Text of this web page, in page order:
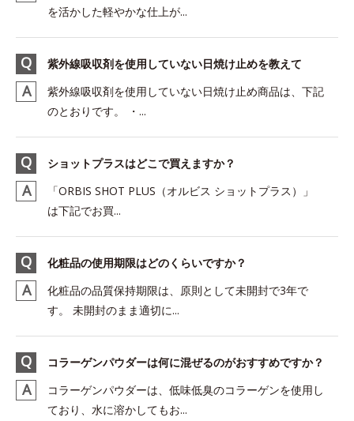
を活かした軽やかな仕上が...
紫外線吸収剤を使用していない日焼け止めを教えて
紫外線吸収剤を使用していない日焼け止め商品は、下記
のとおりです。 ・...
ショットプラスはどこで買えますか？
「ORBIS SHOT PLUS（オルビス ショットプラス）」
は下記でお買...
化粧品の使用期限はどのくらいですか？
化粧品の品質保持期限は、原則として未開封で3年で
す。 未開封のまま適切に...
コラーゲンパウダーは何に混ぜるのがおすすめですか？
コラーゲンパウダーは、低味低臭のコラーゲンを使用し
ており、水に溶かしてもお...